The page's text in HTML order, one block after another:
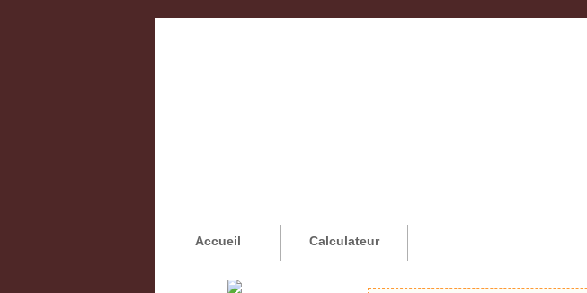
Accueil Calculateur